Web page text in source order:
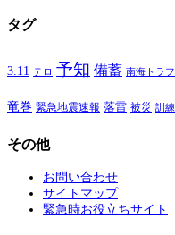
タグ
3.11 テロ 予知 備蓄 南海トラフ
竜巻 緊急地震速報 落雷 被災 訓練
その他
お問い合わせ
サイトマップ
緊急時お役立ちサイト